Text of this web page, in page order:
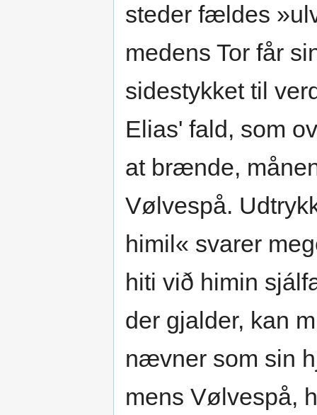
steder fældes
medens Tor får
sidestykket til
Elias' fald, som
at brænde,
Vølvespå.
himil« svarer
hiti við himin
der gjalder, kan
nævner som sin
mens Vølvespå,